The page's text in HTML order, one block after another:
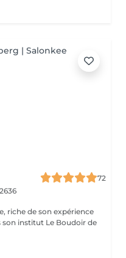
72
son institut Le Boudoir de